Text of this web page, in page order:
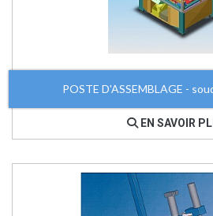
POSTE D'ASSEMBLAGE -
EN SAVOIR